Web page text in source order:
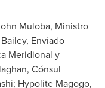
Muloba, Ministro
, Enviado
Meridional y
, Cónsul
Hypolite Magogo,